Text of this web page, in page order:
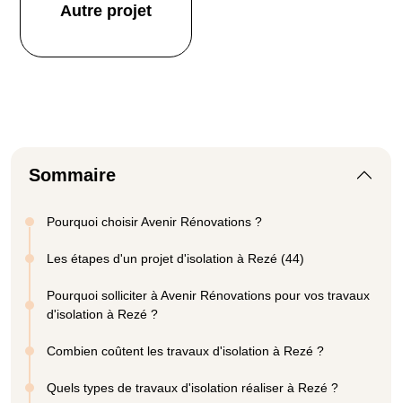
Autre projet
Sommaire
Pourquoi choisir Avenir Rénovations ?
Les étapes d'un projet d'isolation à Rezé (44)
Pourquoi solliciter à Avenir Rénovations pour vos travaux
d'isolation à Rezé ?
Combien coûtent les travaux d'isolation à Rezé ?
Quels types de travaux d'isolation réaliser à Rezé ?